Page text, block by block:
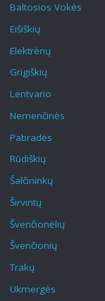
Baltosios Vokės
Eišiškių
Elektrėnų
Grigiškių
Lentvario
Nemenčinės
Pabradės
Rūdiškių
Šalčininkų
Širvintų
Švenčionėlių
Švenčionių
Trakų
Ukmergės